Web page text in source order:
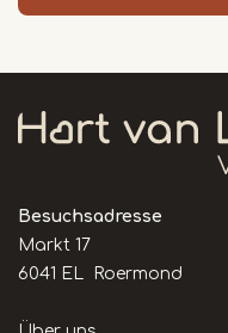
Besuchsadresse
Markt 17
6041 EL Roermond